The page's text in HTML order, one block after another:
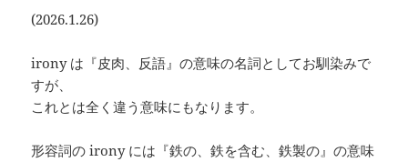
(2026.1.26)
irony は『皮肉、反語』の意味の名詞としてお馴染みで
すが、
これとは全く違う意味にもなります。
形容詞の irony には『鉄の、鉄を含む、鉄製の』の意味